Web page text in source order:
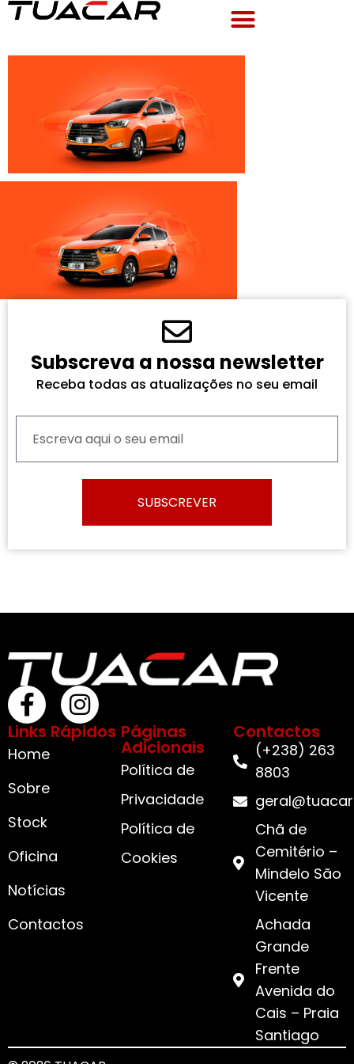
Subscreva a nossa newsletter
Receba todas as atualizações no seu email
SUBSCREVER
Links Rápidos
Home
Sobre
Stock
Oficina
Notícias
Contactos
Páginas
Adicionais
Política de
Privacidade
Política de
Cookies
Contactos
(+238) 263
8803
Chã de
Cemitério –
Mindelo São
Vicente
Achada
Grande
Frente
Avenida do
Cais – Praia
Santiago